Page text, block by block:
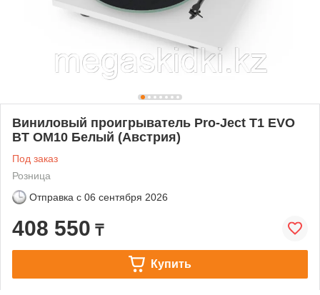
Виниловый проигрыватель Pro-Ject T1 EVO
BT OM10 Белый (Австрия)
Под заказ
Розница
Отправка с 06 сентября 2026
408 550 ₸
Купить